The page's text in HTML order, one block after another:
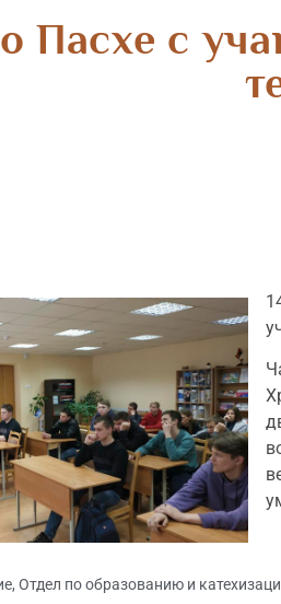
Пасхе с
, Отдел по образованию и